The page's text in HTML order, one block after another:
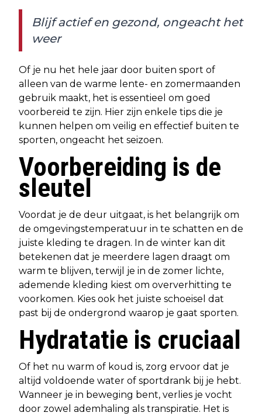
Blijf actief en gezond, ongeacht het
weer
Of je nu het hele jaar door buiten sport of
alleen van de warme lente- en zomermaanden
gebruik maakt, het is essentieel om goed
voorbereid te zijn. Hier zijn enkele tips die je
kunnen helpen om veilig en effectief buiten te
sporten, ongeacht het seizoen.
Voorbereiding is de
sleutel
Voordat je de deur uitgaat, is het belangrijk om
de omgevingstemperatuur in te schatten en de
juiste kleding te dragen. In de winter kan dit
betekenen dat je meerdere lagen draagt om
warm te blijven, terwijl je in de zomer lichte,
ademende kleding kiest om oververhitting te
voorkomen. Kies ook het juiste schoeisel dat
past bij de ondergrond waarop je gaat sporten.
Hydratatie is cruciaal
Of het nu warm of koud is, zorg ervoor dat je
altijd voldoende water of sportdrank bij je hebt.
Wanneer je in beweging bent, verlies je vocht
door zowel ademhaling als transpiratie. Het is